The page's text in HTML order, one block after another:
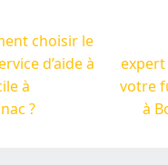
choisir le
d’aide à
à
?
votre
à